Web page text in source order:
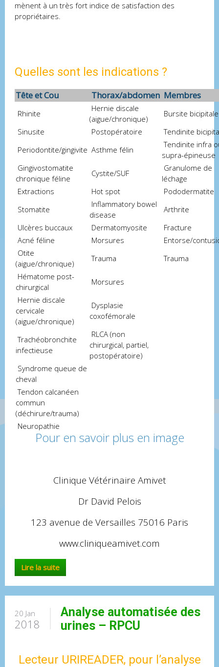
mènent à un très fort indice de satisfaction des
propriétaires.
Quelles sont les indications ?
Tête et Cou Thorax/abdomen Membres
Rhinite
Hernie discale
(aigue/chronique)
Bursite bicipitale
Sinusite
Postopératoire
Tendinite
Periodontite/gingivite Asthme félin
Tendinite infra
supra-épineuse
Gingivostomatite
chronique féline
Cystite/SUF
Granulome de
léchage
Extractions
Hot spot
Pododermatite
Stomatite
Inflammatory bowel
disease
Arthrite
Ulcères buccaux
Dermatomyosite
Fracture
Acné féline
Morsures
Entorse/
Otite
(aigue/chronique)
Trauma
Trauma
Hématome post-
chirurgical
Morsures
Hernie discale
cervicale
(aigue/chronique)
Dysplasie
coxofémorale
Trachéobronchite
infectieuse
RLCA (non
chirurgical, partiel,
postopératoire)
Syndrome queue de
cheval
Tendon calcanéen
commun
(déchirure/trauma)
Neuropathie
Pour en savoir plus en image
Clinique Vétérinaire Amivet
Dr David Pelois
123 avenue de Versailles 75016 Paris
www.cliniqueamivet.com
Lire la suite
20 Jan
2018
Analyse automatisée des
urines – RPCU
Lecteur URIREADER, pour l’analyse